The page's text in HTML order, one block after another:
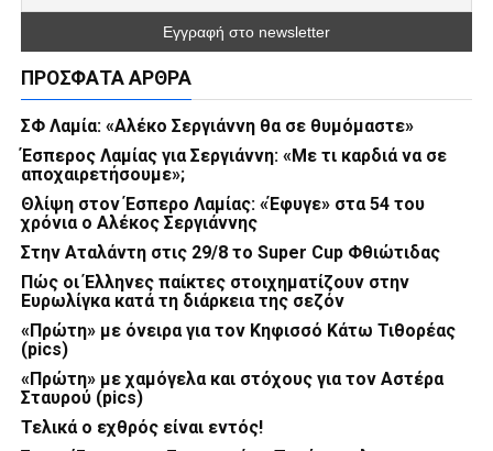
ΠΡΌΣΦΑΤΑ ΆΡΘΡΑ
ΣΦ Λαμία: «Αλέκο Σεργιάννη θα σε θυμόμαστε»
Έσπερος Λαμίας για Σεργιάννη: «Με τι καρδιά να σε
αποχαιρετήσουμε»;
Θλίψη στον Έσπερο Λαμίας: «Έφυγε» στα 54 του
χρόνια ο Αλέκος Σεργιάννης
Στην Αταλάντη στις 29/8 το Super Cup Φθιώτιδας
Πώς οι Έλληνες παίκτες στοιχηματίζουν στην
Ευρωλίγκα κατά τη διάρκεια της σεζόν
«Πρώτη» με όνειρα για τον Κηφισσό Κάτω Τιθορέας
(pics)
«Πρώτη» με χαμόγελα και στόχους για τον Αστέρα
Σταυρού (pics)
Τελικά ο εχθρός είναι εντός!